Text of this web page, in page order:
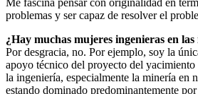
Me fascina pensar con originalidad en
problemas y ser capaz de resolver el
¿Hay muchas mujeres ingenieras en las
Por desgracia, no. Por ejemplo, soy la
apoyo técnico del proyecto del yacimiento
la ingeniería, especialmente la minería en
estando dominado predominantemente